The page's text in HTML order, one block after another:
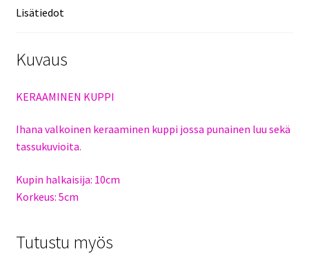
Lisätiedot
Kuvaus
KERAAMINEN KUPPI
Ihana valkoinen keraaminen kuppi jossa punainen luu sekä
tassukuvioita.
Kupin halkaisija: 10cm
Korkeus: 5cm
Tutustu myös